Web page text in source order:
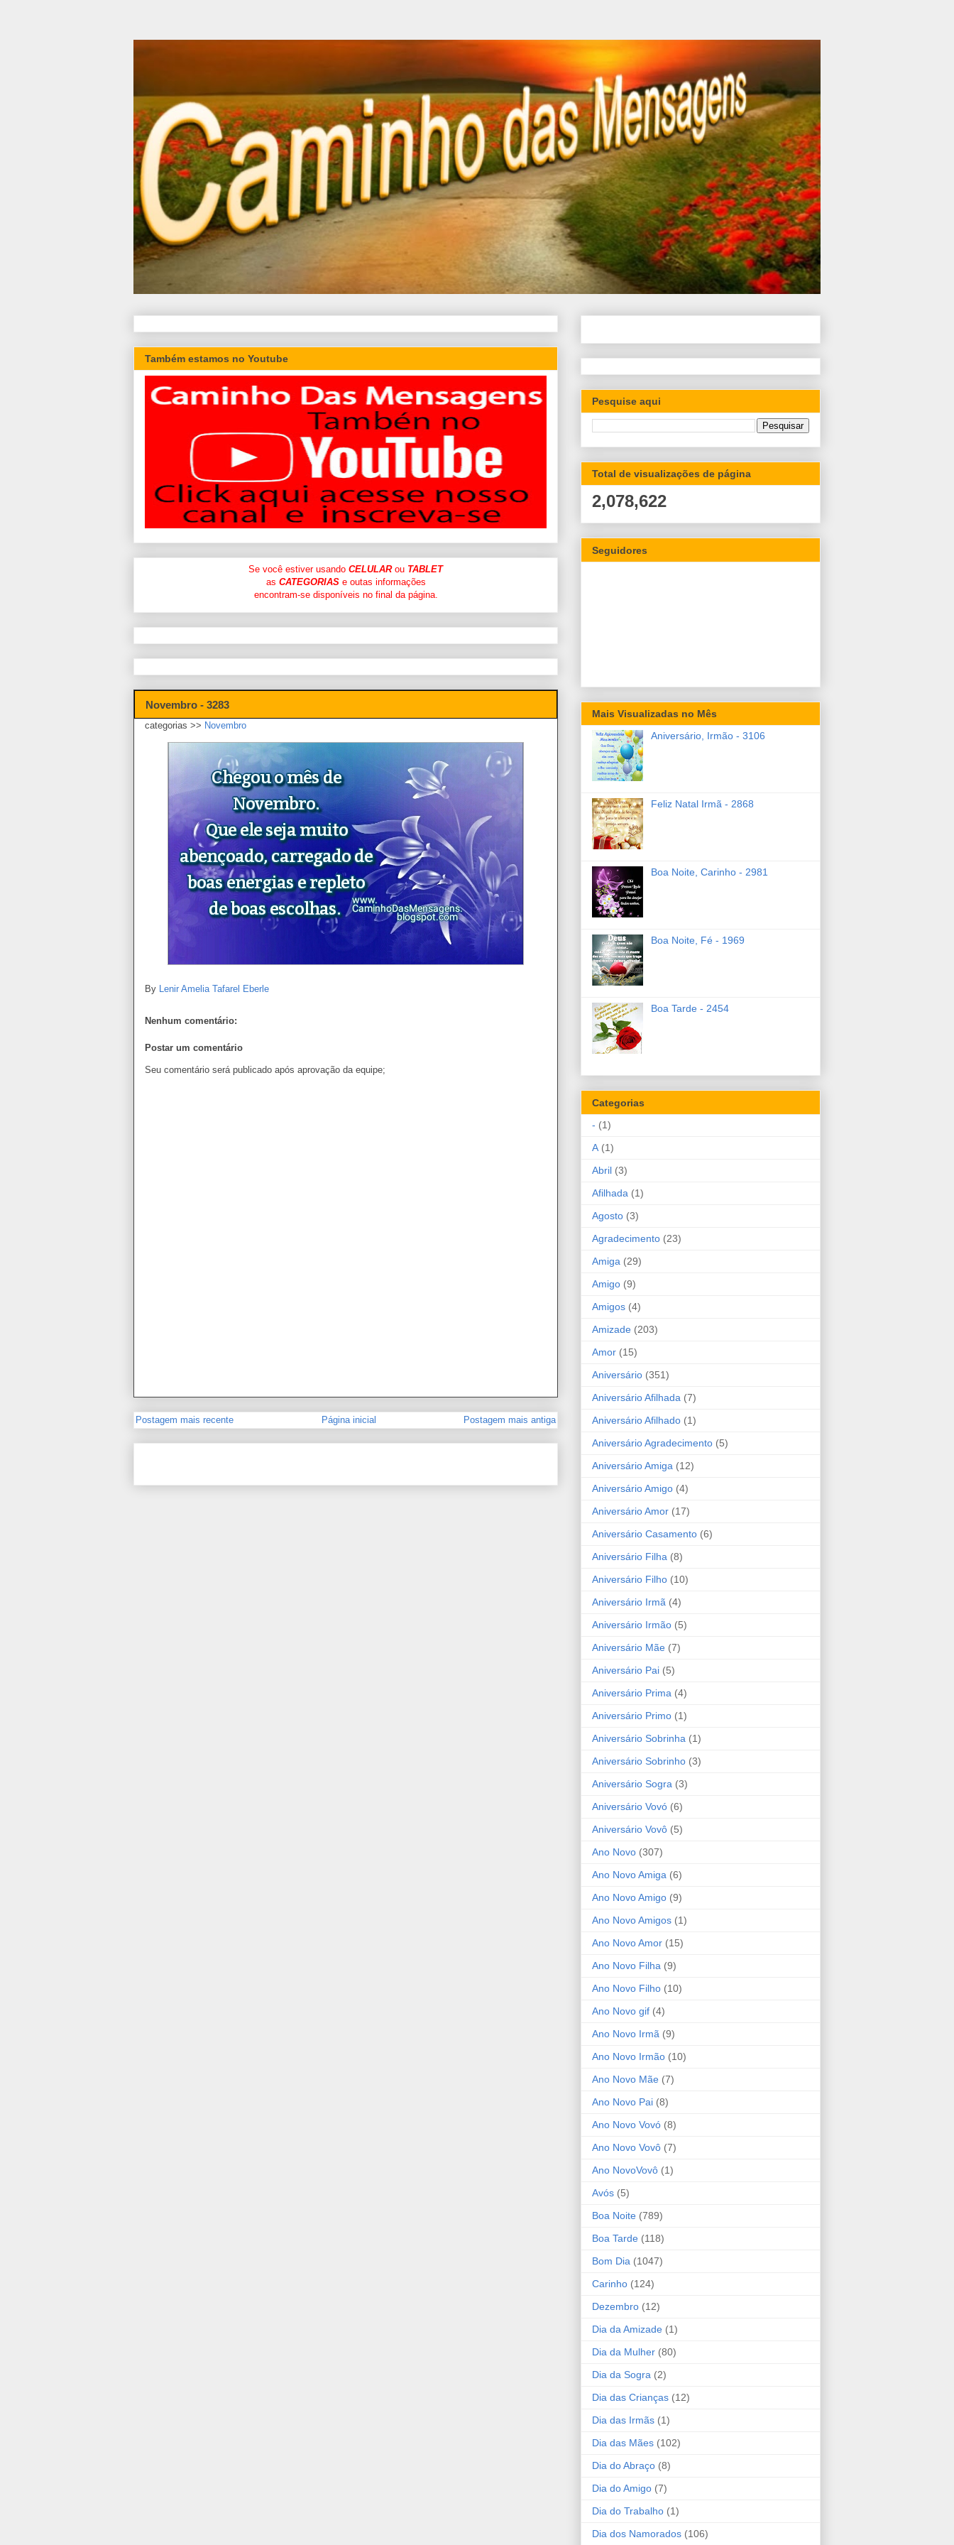
Também estamos no Youtube
Se você estiver usando CELULARou TABLET
as CATEGORIASe outas informações
encontram-se disponíveis no final da página.
Novembro - 3283
categorias >> Novembro
By Lenir Amelia Tafarel Eberle
Nenhum comentário:
Postar um comentário
Seu comentário será publicado após aprovação da equipe;
Postagem mais recente Postagem mais antiga
Página inicial
Pesquise aqui
Total de visualizações de página
2,078,622
Seguidores
Mais Visualizadas no Mês
Aniversário, Irmão - 3106
Feliz Natal Irmã - 2868
Boa Noite, Carinho - 2981
Boa Noite, Fé - 1969
Boa Tarde - 2454
Categorias
- (1)
A (1)
Abril (3)
Afilhada (1)
Agosto (3)
Agradecimento (23)
Amiga (29)
Amigo (9)
Amigos (4)
Amizade (203)
Amor (15)
Aniversário (351)
Aniversário Afilhada (7)
Aniversário Afilhado (1)
Aniversário Agradecimento (5)
Aniversário Amiga (12)
Aniversário Amigo (4)
Aniversário Amor (17)
Aniversário Casamento (6)
Aniversário Filha (8)
Aniversário Filho (10)
Aniversário Irmã (4)
Aniversário Irmão (5)
Aniversário Mãe (7)
Aniversário Pai (5)
Aniversário Prima (4)
Aniversário Primo (1)
Aniversário Sobrinha (1)
Aniversário Sobrinho (3)
Aniversário Sogra (3)
Aniversário Vovó (6)
Aniversário Vovô (5)
Ano Novo (307)
Ano Novo Amiga (6)
Ano Novo Amigo (9)
Ano Novo Amigos (1)
Ano Novo Amor (15)
Ano Novo Filha (9)
Ano Novo Filho (10)
Ano Novo gif (4)
Ano Novo Irmã (9)
Ano Novo Irmão (10)
Ano Novo Mãe (7)
Ano Novo Pai (8)
Ano Novo Vovó (8)
Ano Novo Vovô (7)
Ano NovoVovô (1)
Avós (5)
Boa Noite (789)
Boa Tarde (118)
Bom Dia (1047)
Carinho (124)
Dezembro (12)
Dia da Amizade (1)
Dia da Mulher (80)
Dia da Sogra (2)
Dia das Crianças (12)
Dia das Irmãs (1)
Dia das Mães (102)
Dia do Abraço (8)
Dia do Amigo (7)
Dia do Trabalho (1)
Dia dos Namorados (106)